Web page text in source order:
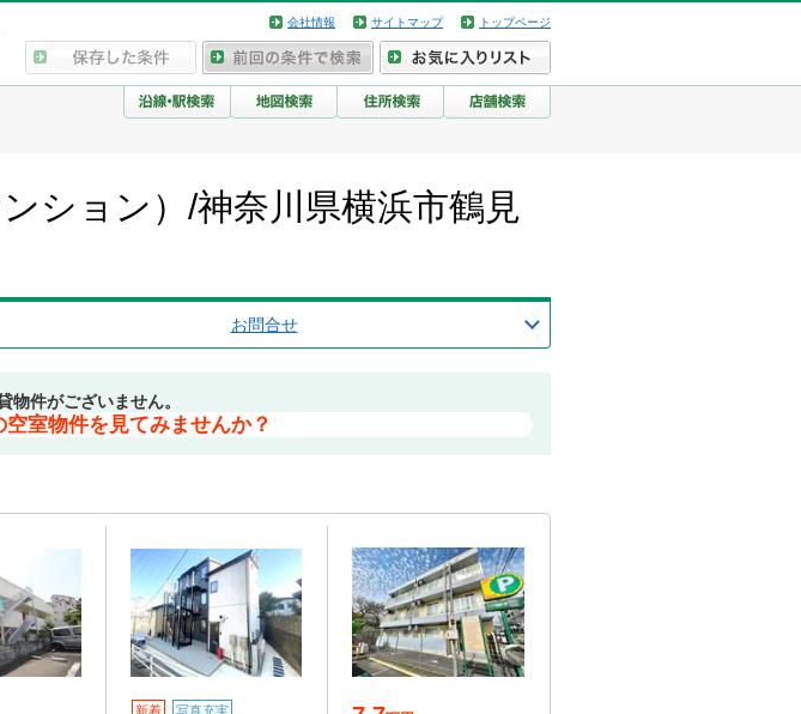
会社情報 サイトマップ トップページ
ション）/神奈川県横浜市鶴見
お問合せ
物件がございません。
室物件を見てみませんか？
新着 写真充実